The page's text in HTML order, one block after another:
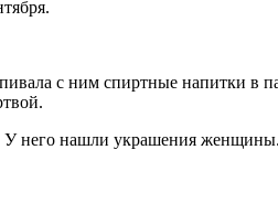
с ним спиртные напитки в
У него нашли украшения